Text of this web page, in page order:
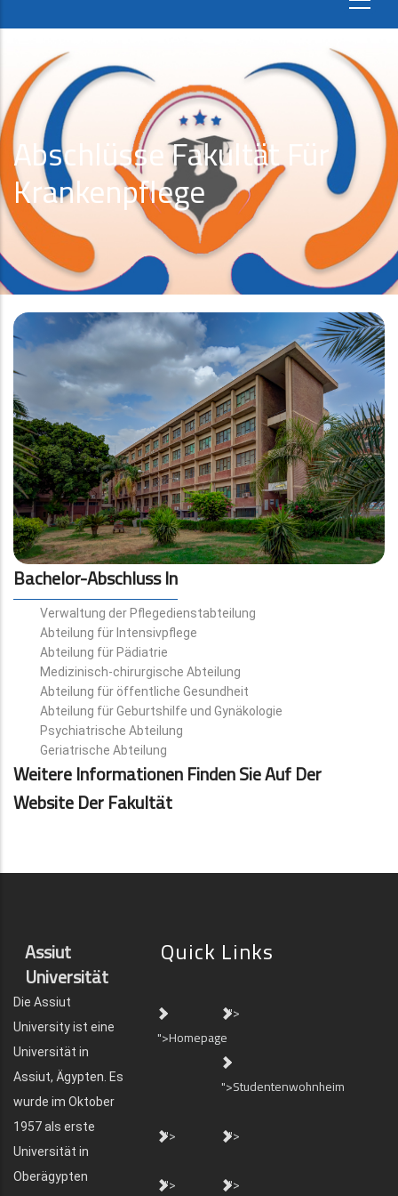
Abschlüsse Fakultät Für
Krankenpflege
Bachelor-Abschluss In
Verwaltung der Pflegedienstabteilung
Abteilung für Intensivpflege
Abteilung für Pädiatrie
Medizinisch-chirurgische Abteilung
Abteilung für öffentliche Gesundheit
Abteilung für Geburtshilfe und Gynäkologie
Psychiatrische Abteilung
Geriatrische Abteilung
Weitere Informationen Finden Sie Auf Der
Website Der Fakultät
Assiut
Universität
Die Assiut
University ist eine
Universität in
Assiut, Ägypten. Es
wurde im Oktober
1957 als erste
Universität in
Oberägypten
Quick Links
">Homepage
">
">Studentenwohnheim
"> ">
"> ">